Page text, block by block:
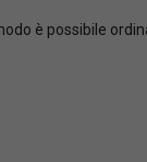
è possibile